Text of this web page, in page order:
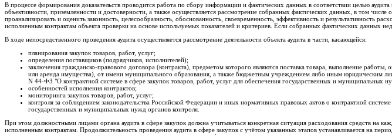
В процессе формирования доказательств проводится работа по сбору информации и фактических данных в соответствии целью
объективности, приземленности и достоверности, а также осуществляется рассмотрение собранных фактических данных, в том
проанализировать и оценить законность, целесообразность, обоснованность, своевременность, эффективность и результативность
исполненным контрактам объекта проверки на основе используемых показателей и критериев. Если собранных фактических данных
В ходе непосредственного проведения аудита осуществляется рассмотрение деятельности объекта аудита в части, касающейся:
планирования закупок товаров, работ, услуг;
определения поставщиков (подрядчиков, исполнителей);
заключения гражданско-правового договора (контракта), предметом которого являются поставка товара, выполнение
или аренда имущества), от имени муниципального образования, а также бюджетным учреждением либо иным юридическим
N 44-ФЗ "О контрактной системе в сфере закупок товаров, работ, услуг для обеспечения государственных и муниципальных
особенностей исполнения контрактов;
мониторинга закупок товаров, работ, услуг;
контроля за соблюдением законодательства Российской Федерации и иных нормативных правовых актов о контрактной
государственных и муниципальных нужд органов контроля.
При этом должностными лицами органа аудита в сфере закупок должна учитываться конкретная ситуация расходования средств на
исполненным контрактам. Продолжительность проведения аудита в сфере закупок с учётом указанных этапов устанавливается на